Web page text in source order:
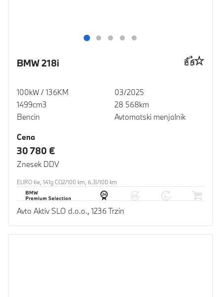
BMW 218i
100kW / 136KM
1499cm3
Bencin
03/2025
28 568km
Avtomatski menjalnik
Cena
30 780 €
Znesek DDV
EURO 6e, 141g CO2/100 km, 6.3l/100 km
Avto Aktiv SLO d.o.o., 1236 Trzin